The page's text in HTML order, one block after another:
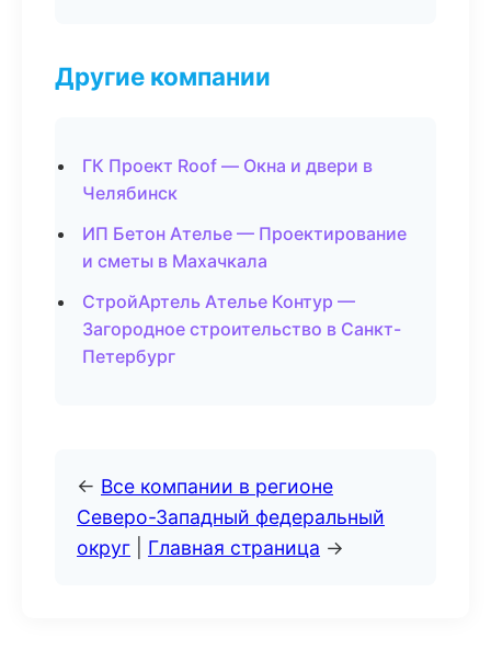
Другие компании
ГК Проект Roof — Окна и двери в
Челябинск
ИП Бетон Ателье — Проектирование
и сметы в Махачкала
СтройАртель Ателье Контур —
Загородное строительство в Санкт-
Петербург
← Все компании в регионе
Северо-Западный федеральный
округ
Главная страница →